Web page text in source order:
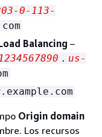
0-113-
Balancing –
. us-
Origin domain
Los recursos